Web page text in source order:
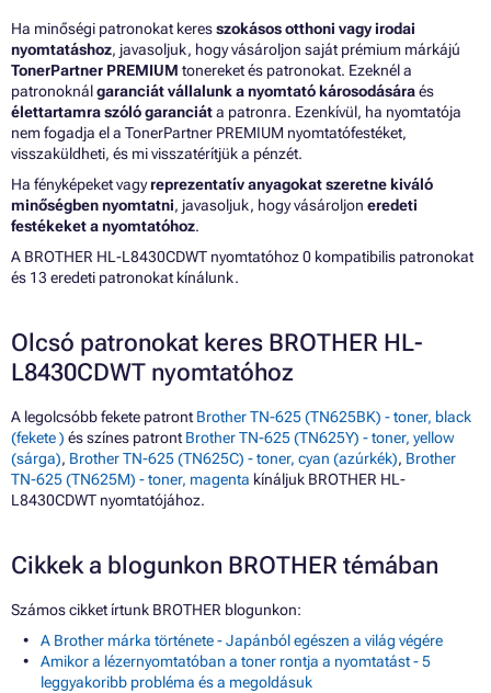
Ha minőségi patronokat keresszokásos otthoni vagy irodai
nyomtatáshoz, javasoljuk, hogy vásároljon saját prémium márkájú
TonerPartner PREMIUM tonereket és patronokat. Ezeknél a
patronoknálgaranciát vállalunk a nyomtató károsodásáraés
élettartamra szóló garanciáta patronra. Ezenkívül, ha nyomtatója
nem fogadja el a TonerPartner PREMIUM nyomtatófestéket,
visszaküldheti, és mi visszatérítjük a pénzét.
Ha fényképeket vagyreprezentatív anyagokat szeretne kiváló
minőségben nyomtatni, javasoljuk, hogy vásároljon eredeti
festékeket a nyomtatóhoz.
A BROTHER HL-L8430CDWT nyomtatóhoz 0 kompatibilis patronokat
és 13 eredeti patronokat kínálunk.
Olcsó patronokat keres BROTHER HL-
L8430CDWT nyomtatóhoz
A legolcsóbb fekete patront Brother TN-625 (TN625BK) - toner, black
(fekete ) és színes patront Brother TN-625 (TN625Y) - toner, yellow
(sárga), Brother TN-625 (TN625C) - toner, cyan (azúrkék), Brother
TN-625 (TN625M) - toner, magenta kínáljuk BROTHER HL-
L8430CDWT nyomtatójához.
Cikkek a blogunkon BROTHER témában
Számos cikket írtunk BROTHER blogunkon:
A Brother márka története - Japánból egészen a világ végére
Amikor a lézernyomtatóban a toner rontja a nyomtatást - 5
leggyakoribb probléma és a megoldásuk